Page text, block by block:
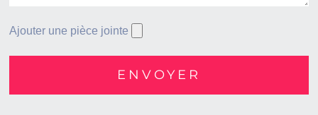
Ajouter une pièce jointe